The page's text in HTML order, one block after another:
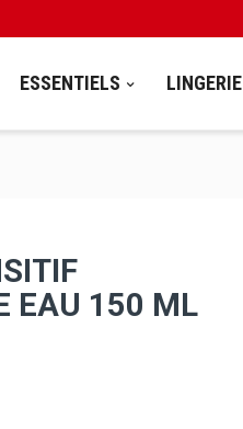
ESSENTIELS LINGERIE
EAU 150 ML